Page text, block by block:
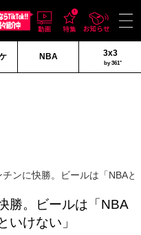
NBA 3x3
by 361°
ンに快勝。ビールは「NBA
勝。ビールは「NBA
いけない」